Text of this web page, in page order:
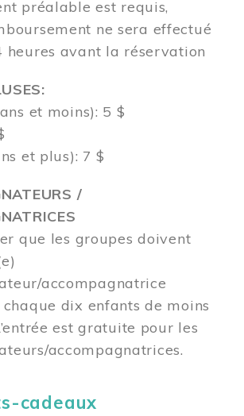
préalable est requis,
ne sera effectué
heures avant la réservation
et moins): 5 $
et plus): 7 $
/
que les groupes doivent
accompagnatrice
dix enfants de moins
est gratuite pour les
accompagnatrices.
cadeaux